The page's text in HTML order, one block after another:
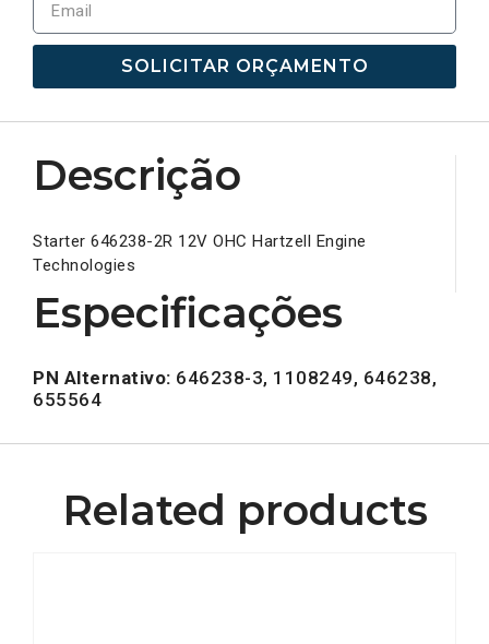
SOLICITAR ORÇAMENTO
Descrição
Starter 646238-2R 12V OHC Hartzell Engine
Technologies
Especificações
PN Alternativo: 646238-3, 1108249, 646238,
655564
Related products